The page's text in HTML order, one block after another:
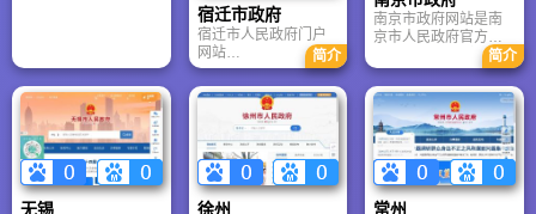
的基本格局。
更名为镇江船舶学
院，1993年更名为华
东船舶工业学院。
宿迁市政府
宿迁市人民政府门户
网站
（www.suqian.gov.cn
）是了解宿迁、办事
创业、参与治理的重
要官方门户，兼具权
威性、服务性与互动
性。发布宿迁市委、
市政府重大决策、市
长刘浩等领导调研动
简介
南京市政府网站是南
京市人民政府官方门
户，2025年政府信息
公开合格率100%。提
供个人/法人服务超
500项，年在线办理量
超500万件；开设“书
记信箱”“市长信箱”，
留言按期办结率
100%；发布统计公
报、经济数据等公共
简介
无锡 徐州 常州